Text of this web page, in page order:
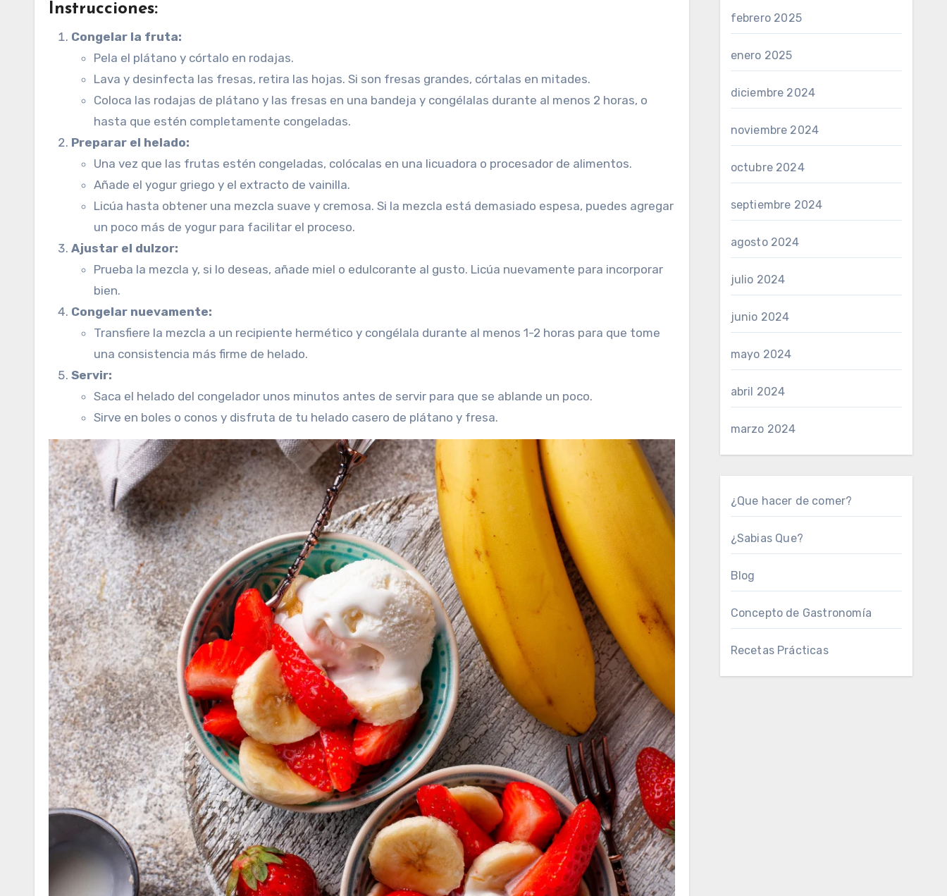
Instrucciones:
Congelar la fruta:
Pela el plátano y córtalo en rodajas.
Lava y desinfecta las fresas, retira las hojas. Si son fresas grandes, córtalas en mitades.
Coloca las rodajas de plátano y las fresas en una bandeja y congélalas durante al menos 2 horas, o
hasta que estén completamente congeladas.
Preparar el helado:
Una vez que las frutas estén congeladas, colócalas en una licuadora o procesador de alimentos.
Añade el yogur griego y el extracto de vainilla.
Licúa hasta obtener una mezcla suave y cremosa. Si la mezcla está demasiado espesa, puedes agregar
un poco más de yogur para facilitar el proceso.
Ajustar el dulzor:
Prueba la mezcla y, si lo deseas, añade miel o edulcorante al gusto. Licúa nuevamente para incorporar
bien.
Congelar nuevamente:
Transfiere la mezcla a un recipiente hermético y congélala durante al menos 1-2 horas para que tome
una consistencia más firme de helado.
Servir:
Saca el helado del congelador unos minutos antes de servir para que se ablande un poco.
Sirve en boles o conos y disfruta de tu helado casero de plátano y fresa.
febrero 2025
enero 2025
diciembre 2024
noviembre 2024
octubre 2024
septiembre 2024
agosto 2024
julio 2024
junio 2024
mayo 2024
abril 2024
marzo 2024
¿Que hacer de comer?
¿Sabias Que?
Blog
Concepto de Gastronomía
Recetas Prácticas